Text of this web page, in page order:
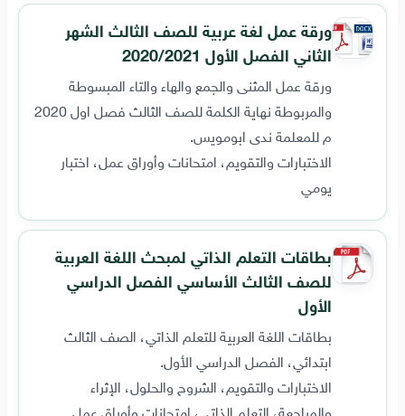
ورقة عمل لغة عربية للصف الثالث الشهر
الثاني الفصل الأول 2020/2021
ورقة عمل المثنى والجمع والهاء والتاء المبسوطة
والمربوطة نهاية الكلمة للصف الثالث فصل اول 2020
م للمعلمة ندى ابومويس.
الاختبارات والتقويم، امتحانات وأوراق عمل، اختبار
يومي
بطاقات التعلم الذاتي لمبحث اللغة العربية
للصف الثالث الأساسي الفصل الدراسي
الأول
بطاقات اللغة العربية للتعلم الذاتي، الصف الثالث
ابتدائي، الفصل الدراسي الأول.
الاختبارات والتقويم، الشروح والحلول، الإثراء
والمراجعة، التعلم الذاتي، امتحانات وأوراق عمل